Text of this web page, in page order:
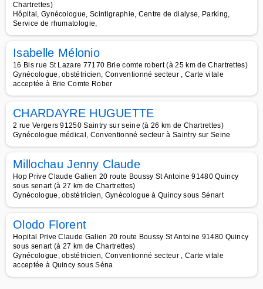
Chartrettes)
Hôpital, Gynécologue, Scintigraphie, Centre de dialyse, Parking,
Service de rhumatologie,
Isabelle Mélonio
16 Bis rue St Lazare 77170 Brie comte robert (à 25 km de Chartrettes)
Gynécologue, obstétricien, Conventionné secteur , Carte vitale
acceptée à Brie Comte Rober
CHARDAYRE HUGUETTE
2 rue Vergers 91250 Saintry sur seine (à 26 km de Chartrettes)
Gynécologue médical, Conventionné secteur à Saintry sur Seine
Millochau Jenny Claude
Hop Prive Claude Galien 20 route Boussy St Antoine 91480 Quincy
sous senart (à 27 km de Chartrettes)
Gynécologue, obstétricien, Gynécologue à Quincy sous Sénart
Olodo Florent
Hopital Prive Claude Galien 20 route Boussy St Antoine 91480 Quincy
sous senart (à 27 km de Chartrettes)
Gynécologue, obstétricien, Conventionné secteur , Carte vitale
acceptée à Quincy sous Séna